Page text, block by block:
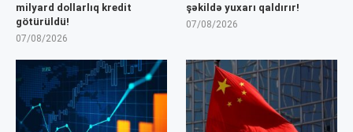
milyard dollarlıq kredit
götürüldü!
07/08/2026
şəkildə yuxarı qaldırır!
07/08/2026